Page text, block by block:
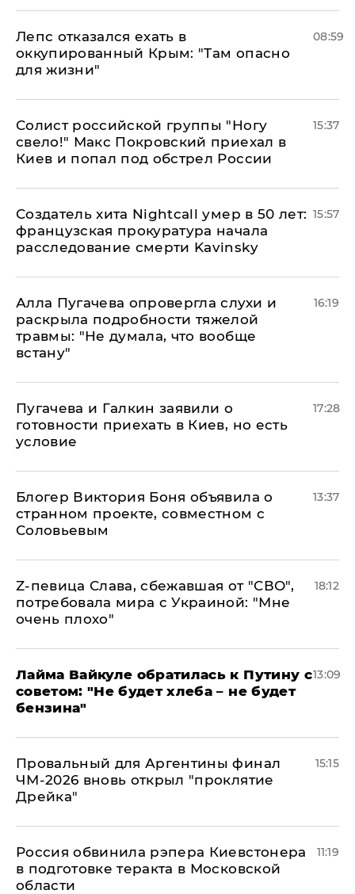
Лепс отказался ехать в
оккупированный Крым: "Там опасно
для жизни"
08:59
Солист российской группы "Ногу
свело!" Макс Покровский приехал в
Киев и попал под обстрел России
15:37
Создатель хита Nightcall умер в 50 лет:
французская прокуратура начала
расследование смерти Kavinsky
15:57
Алла Пугачева опровергла слухи и
раскрыла подробности тяжелой
травмы: "Не думала, что вообще
встану"
16:19
Пугачева и Галкин заявили о
готовности приехать в Киев, но есть
условие
17:28
Блогер Виктория Боня объявила о
странном проекте, совместном с
Соловьевым
13:37
Z-певица Слава, сбежавшая от "СВО",
потребовала мира с Украиной: "Мне
очень плохо"
18:12
Лайма Вайкуле обратилась к Путину с
советом: "Не будет хлеба – не будет
бензина"
13:09
Провальный для Аргентины финал
ЧМ-2026 вновь открыл "проклятие
Дрейка"
15:15
Россия обвинила рэпера Киевстонера
в подготовке теракта в Московской
области
11:19